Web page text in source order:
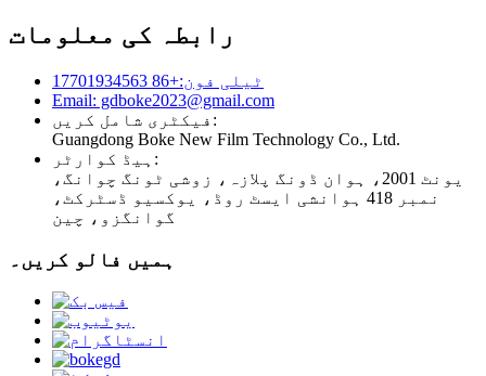
رابطہ کی معلومات
ٹیلی فون:+86 17701934563
Email: gdboke2023@gmail.com
فیکٹری شامل کریں:
Guangdong Boke New Film Technology Co., Ltd.
ہیڈ کوارٹر:
یونٹ 2001، ہوان ڈونگ پلازہ، زوشی ٹونگ چوانگ،
نمبر 418 ہوانشی ایسٹ روڈ، یوکسیو ڈسٹرکٹ،
گوانگزو، چین
ہمیں فالو کریں۔